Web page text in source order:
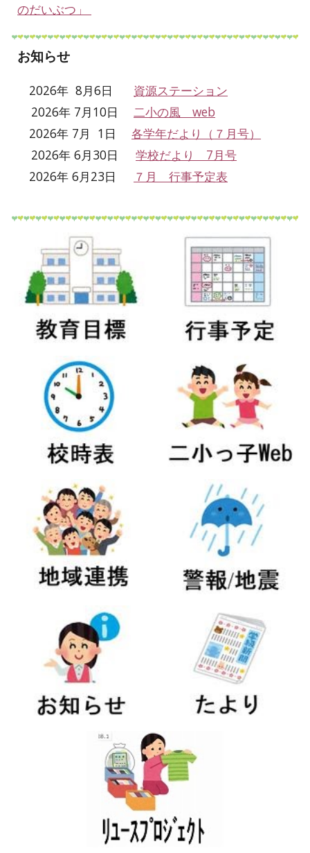
のだいぶつ」
お知らせ
2026年 8月6日 資源ステーション
2026年 7月10日二小の風 web
2026年 7月 1日各学年だより（ ７ 月号）
2026年 6月30日学校だより 7月号
2026年6月23日 ７月 行事予定表